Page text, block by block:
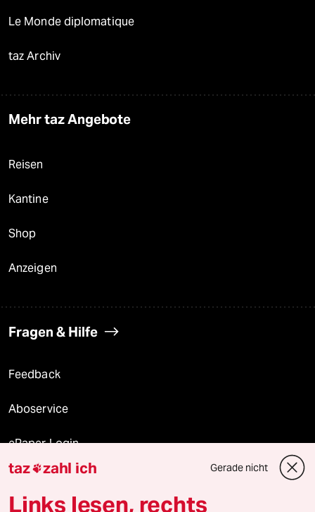
Le Monde diplomatique
taz Archiv
Mehr taz Angebote
Reisen
Kantine
Shop
Anzeigen
Fragen & Hilfe
Feedback
Aboservice
ePaper Login
Downloads für Abonnierende
taz zahl ich Gerade nicht
Links lesen, rechts